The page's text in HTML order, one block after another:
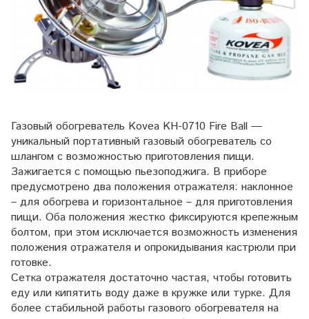
Газовый обогреватель Kovea KH-0710 Fire Ball —
уникальный портативный газовый обогреватель со
шлангом с возможностью приготовления пищи.
Зажигается с помощью пьезоподжига. В приборе
предусмотрено два положения отражателя: наклонное
– для обогрева и горизонтальное – для приготовления
пищи. Оба положения жестко фиксируются крепежным
болтом, при этом исключается возможность изменения
положения отражателя и опрокидывания кастрюли при
готовке.
Сетка отражателя достаточно частая, чтобы готовить
еду или кипятить воду даже в кружке или турке. Для
более стабильной работы газового обогревателя на